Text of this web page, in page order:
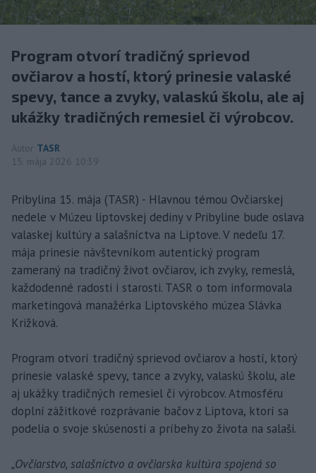
Program otvorí tradičný sprievod
ovčiarov a hostí, ktorý prinesie valaské
spevy, tance a zvyky, valaskú školu, ale aj
ukážky tradičných remesiel či výrobcov.
Autor TASR
15. mája 2026 10:39
Pribylina 15. mája (TASR) - Hlavnou témou Ovčiarskej
nedele v Múzeu liptovskej dediny v Pribyline bude oslava
valaskej kultúry a salašníctva na Liptove. V nedeľu 17.
mája prinesie návštevníkom autentický program
zameraný na tradičný život ovčiarov, ich zvyky, remeslá,
každodenné radosti i starosti. TASR o tom informovala
marketingová manažérka Liptovského múzea Slávka
Križková.
Program otvorí tradičný sprievod ovčiarov a hostí, ktorý
prinesie valaské spevy, tance a zvyky, valaskú školu, ale
aj ukážky tradičných remesiel či výrobcov. Atmosféru
doplní zážitkové rozprávanie bačov z Liptova, ktorí sa
podelia o svoje skúsenosti a príbehy zo života na salaši.
„Ovčiarstvo, salašníctvo a ovčiarska kultúra spojená so